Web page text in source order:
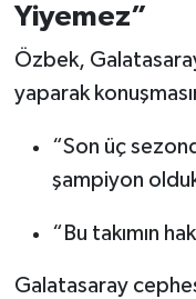
Yiyemez”
Özbek,
yaparak
“Son üç
şampiyon
“Bu takımın
Galatasaray